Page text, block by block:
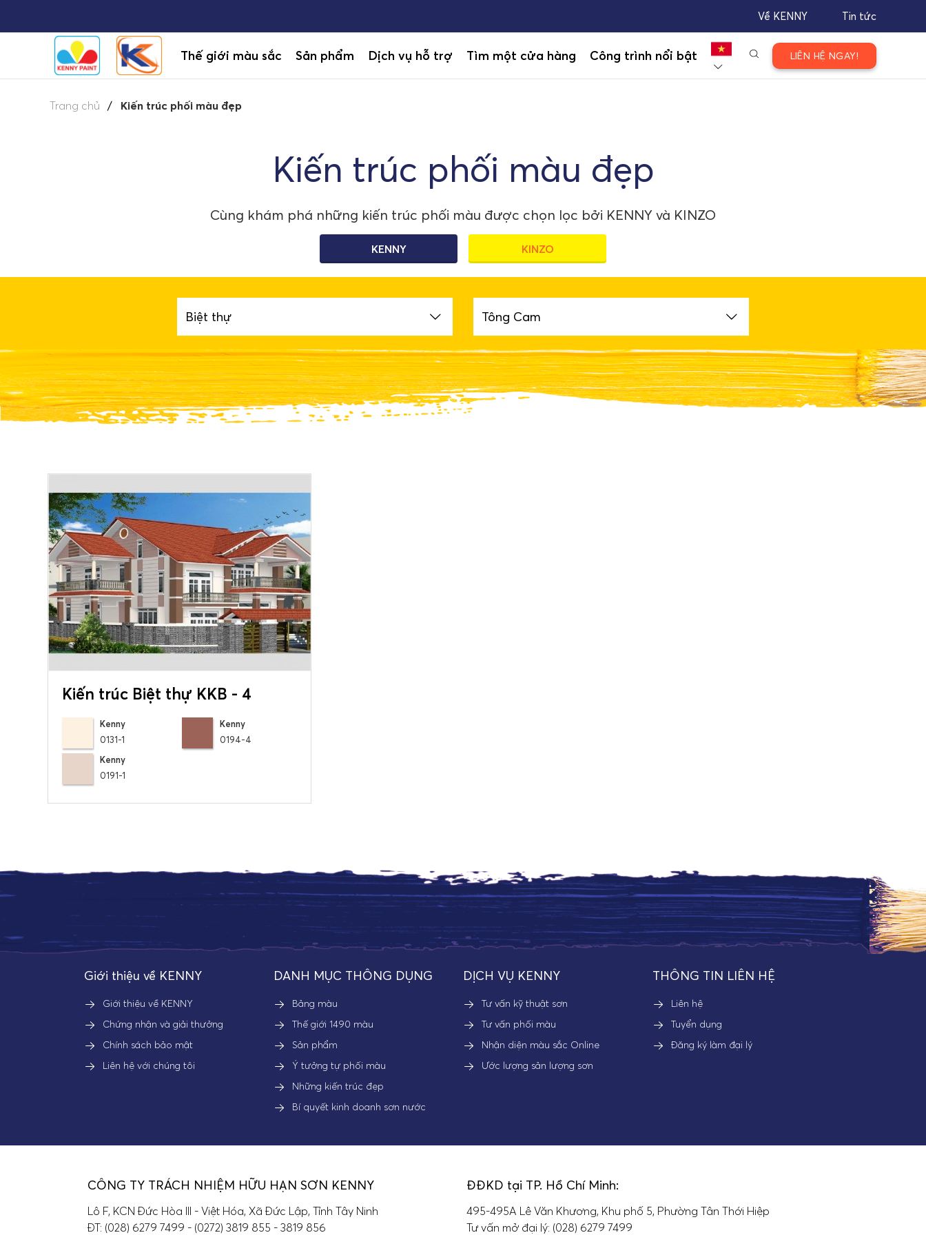
Tin tức
Về KENNY
Thế giới màu sắc Sản phẩm Dịch vụ hỗ trợ Tìm một cửa hàng Công trình nổi bật LIÊN HỆ NGAY!
Trang chủ Kiến trúc phối màu đẹp
Kiến trúc phối màu đẹp
Cùng khám phá những kiến trúc phối màu được chọn lọc bởi KENNY và KINZO
KENNY KINZO
Biệt thự Tông Cam
Kiến trúc Biệt thự KKB - 4
Kenny
0131-1
Kenny
0194-4
Kenny
0191-1
Giới thiệu về KENNY
Giới thiệu về KENNY
Chứng nhận và giải thưởng
Chính sách bảo mật
Liên hệ với chúng tôi
DANH MỤC THÔNG DỤNG
Bảng màu
Thế giới 1490 màu
Sản phẩm
Ý tưởng tự phối màu
Những kiến trúc đẹp
Bí quyết kinh doanh sơn nước
DỊCH VỤ KENNY
Tư vấn kỹ thuật sơn
Tư vấn phối màu
Nhận diện màu sắc Online
Ước lượng sản lượng sơn
THÔNG TIN LIÊN HỆ
Liên hệ
Tuyển dụng
Đăng ký làm đại lý
CÔNG TY TRÁCH NHIỆM HỮU HẠN SƠN KENNY
Lô F, KCN Đức Hòa III - Việt Hóa, Xã Đức Lập, Tỉnh Tây Ninh
ĐT: (028) 6279 7499 - (0272) 3819 855 - 3819 856
ĐĐKD tại TP. Hồ Chí Minh:
495-495A Lê Văn Khương, Khu phố 5, Phường Tân Thới Hiệp
Tư vấn mở đại lý: (028) 6279 7499